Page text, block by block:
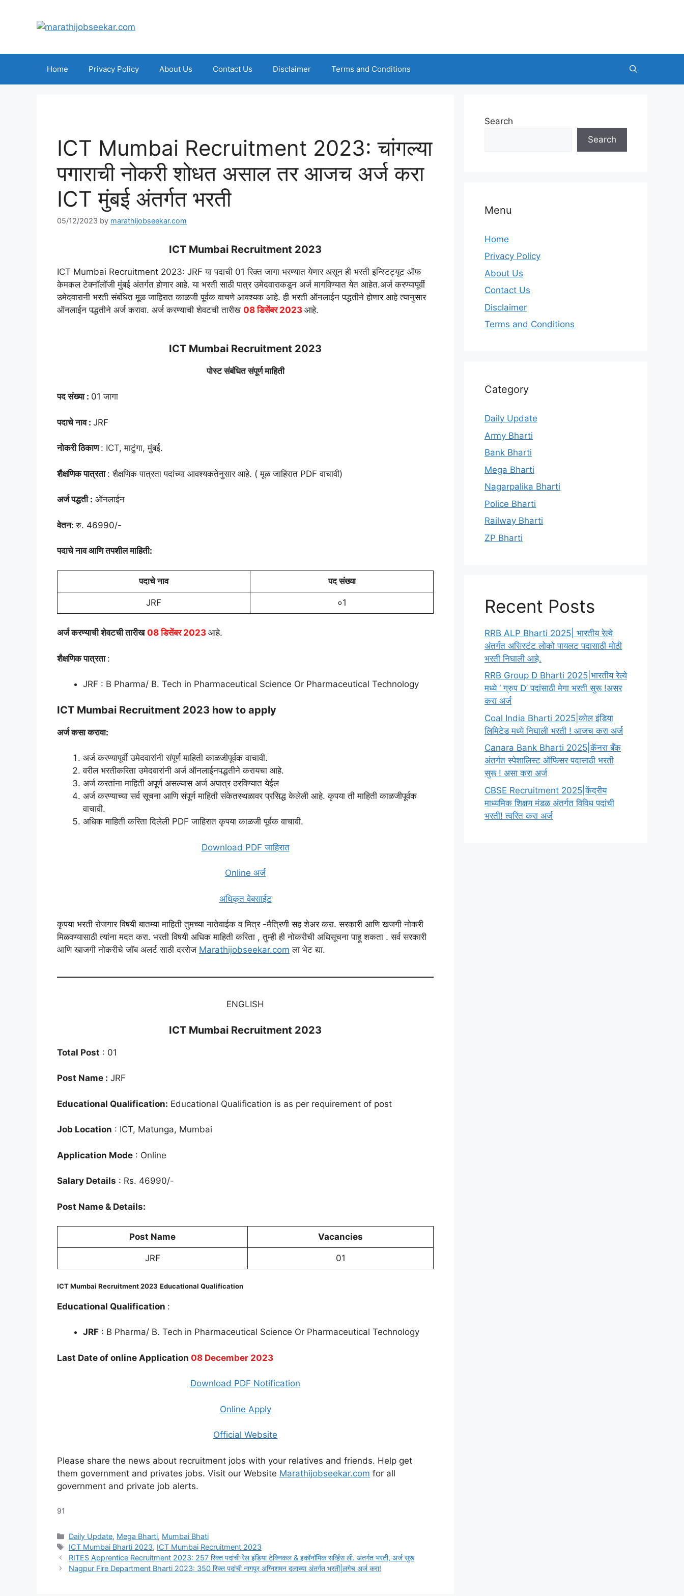
Home Privacy Policy About Us Contact Us Disclaimer Terms and Conditions
ICT Mumbai Recruitment 2023: चांगल्या
पगाराची नोकरी शोधत असाल तर आजच अर्ज करा
ICT मुंबई अंतर्गत भरती
05/12/2023 by marathijobseekar.com
ICT Mumbai Recruitment 2023
ICT Mumbai Recruitment 2023: JRF या पदाची 01 रिक्त जागा भरण्यात येणार असून ही भरती इन्स्टिट्यूट ऑफ
केमकल टेक्नॉलॉजी मुंबई अंतर्गत होणार आहे. या भरती साठी पात्र उमेदवाराकडून अर्ज मागविण्यात येत आहेत.अर्ज करण्यापूर्वी
उमेदवारानी भरती संबंधित मूळ जाहिरात काळजी पूर्वक वाचणे आवश्यक आहे. ही भरती ऑनलाईन पद्धतीने होणार आहे त्यानुसार
ऑनलाईन पद्धतीने अर्ज करावा. अर्ज करण्याची शेवटची तारीख 08 डिसेंबर 2023 आहे.
ICT Mumbai Recruitment 2023
पोस्ट संबंधित संपूर्ण माहिती
पद संख्या : 01 जागा
पदाचे नाव : JRF
नोकरी ठिकाण: ICT, माटुंगा, मुंबई.
शैक्षणिक पात्रता : शैक्षणिक पात्रता पदांच्या आवश्यकतेनुसार आहे. ( मूळ जाहिरात PDF वाचावी)
अर्ज पद्धती : ऑनलाईन
वेतन:रु. 46990/-
पदाचे नाव आणि तपशील माहिती:
पदाचे नाव पद संख्या
JRF ०1
अर्ज करण्याची शेवटची तारीख 08 डिसेंबर 2023 आहे.
शैक्षणिक पात्रता :
JRF : B Pharma/ B. Tech in Pharmaceutical Science Or Pharmaceutical Technology
ICT Mumbai Recruitment 2023 how to apply
अर्ज कसा करावा:
अर्ज करण्यापूर्वी उमेदवारांनी संपूर्ण माहिती काळजीपूर्वक वाचावी.
वरील भरतीकरिता उमेदवारांनी अर्ज ऑनलाईनपद्धतीने करायचा आहे.
अर्ज करतांना माहिती अपूर्ण असल्यास अर्ज अपात्र ठरविण्यात येईल
अर्ज करण्याच्या सर्व सूचना आणि संपूर्ण माहिती संकेतस्थळावर प्रसिद्ध केलेली आहे. कृपया ती माहिती काळजीपूर्वक
वाचावी.
अधिक माहिती करिता दिलेली PDF जाहिरात कृपया काळजी पूर्वक वाचावी.
Download PDF जाहिरात
Online अर्ज
अधिकृत वेबसाईट
कृपया भरती रोजगार विषयी बातम्या माहिती तुमच्या नातेवाईक व मित्र -मैत्रिणी सह शेअर करा. सरकारी आणि खजगी नोकरी
मिळवण्यासाठी त्यांना मदत करा. भरती विषयी अधिक माहिती करिता , तुम्ही ही नोकरीची अधिसूचना पाहू शकता . सर्व सरकारी
आणि खाजगी नोकरीचे जॉब अलर्ट साठी दररोज Marathijobseekar.com ला भेट द्या.
ENGLISH
ICT Mumbai Recruitment 2023
Total Post : 01
Post Name : JRF
Educational Qualification: Educational Qualification is as per requirement of post
Job Location : ICT, Matunga, Mumbai
Application Mode : Online
Salary Details : Rs. 46990/-
Post Name & Details:
Post Name Vacancies
JRF 01
ICT Mumbai Recruitment 2023 Educational Qualification
Educational Qualification :
JRF : B Pharma/ B. Tech in Pharmaceutical Science Or Pharmaceutical Technology
Last Date of online Application 08 December 2023
Download PDF Notification
Online Apply
Official Website
Please share the news about recruitment jobs with your relatives and friends. Help get
them government and privates jobs. Visit our Website Marathijobseekar.com for all
government and private job alerts.
91
Categories
Daily Update, Mega Bharti, Mumbai Bhati
Tags
ICT Mumbai Bharti 2023, ICT Mumbai Recruitment 2023
RITES Apprentice Recruitment 2023: 257 रिक्त पदांची रेल इंडिया टेक्निकल & इकॉनॉमिक सर्व्हिस ली. अंतर्गत भरती, अर्ज सुरू
Nagpur Fire Department Bharti 2023: 350 रिक्त पदांची नागपूर अग्निशमन दलाच्या अंतर्गत भरती|लगेच अर्ज करा!
Search
Search
Menu
Home
Privacy Policy
About Us
Contact Us
Disclaimer
Terms and Conditions
Category
Daily Update
Army Bharti
Bank Bharti
Mega Bharti
Nagarpalika Bharti
Police Bharti
Railway Bharti
ZP Bharti
Recent Posts
RRB ALP Bharti 2025| भारतीय रेल्वे
अंतर्गत असिस्टंट लोको पायलट पदासाठी मोठी
भरती निघाली आहे.
RRB Group D Bharti 2025|भारतीय रेल्वे
मध्ये ‘ ग्रुप D’ पदांसाठी मेगा भरती सुरू !असर
करा अर्ज
Coal India Bharti 2025|कोल इंडिया
लिमिटेड मध्ये निघाली भरती ! आजच करा अर्ज
Canara Bank Bharti 2025|कॅनरा बँक
अंतर्गत स्पेशालिस्ट ऑफिसर पदासाठी भरती
सुरू ! असा करा अर्ज
CBSE Recruitment 2025|केंद्रीय
माध्यमिक शिक्षण मंडळ अंतर्गत विविध पदांची
भरती! त्वरित करा अर्ज